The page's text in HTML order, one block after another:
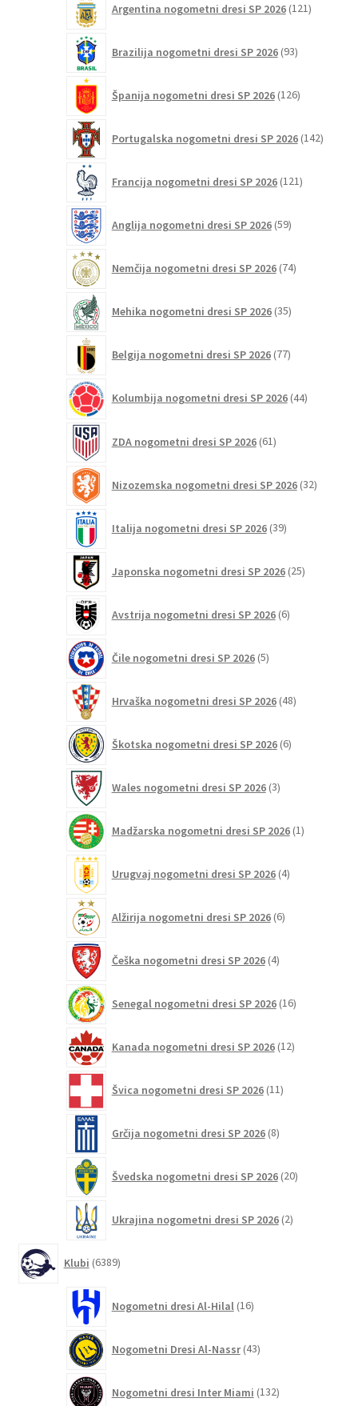
Argentina nogometni dresi SP 2026 121izdelkov
Brazilija nogometni dresi SP 2026 93izdelkov
Španija nogometni dresi SP 2026 126izdelkov
Portugalska nogometni dresi SP 2026 142
Francija nogometni dresi SP 2026 121izdelkov
Anglija nogometni dresi SP 2026 59izdelkov
Nemčija nogometni dresi SP 2026 74izdelkov
Mehika nogometni dresi SP 2026 35izdelkov
Belgija nogometni dresi SP 2026 77izdelkov
Kolumbija nogometni dresi SP 2026 44izdelkov
ZDA nogometni dresi SP 2026 61izdelkov
Nizozemska nogometni dresi SP 2026 32izdelkov
Italija nogometni dresi SP 2026 39izdelkov
Japonska nogometni dresi SP 2026 25izdelkov
Avstrija nogometni dresi SP 2026 6izdelkov
Čile nogometni dresi SP 2026 5izdelkov
Hrvaška nogometni dresi SP 2026 48izdelkov
Škotska nogometni dresi SP 2026 6izdelkov
Wales nogometni dresi SP 2026 3izdelki
Madžarska nogometni dresi SP 2026 1izdelek
Urugvaj nogometni dresi SP 2026 4izdelki
Alžirija nogometni dresi SP 2026 6izdelkov
Češka nogometni dresi SP 2026 4izdelki
Senegal nogometni dresi SP 2026 16izdelkov
Kanada nogometni dresi SP 2026 12izdelkov
Švica nogometni dresi SP 2026 11izdelkov
Grčija nogometni dresi SP 2026 8izdelkov
Švedska nogometni dresi SP 2026 20izdelkov
Ukrajina nogometni dresi SP 2026 2izdelka
Klubi 6389izdelkov
Nogometni dresi Al-Hilal 16izdelkov
Nogometni Dresi Al-Nassr 43izdelkov
Nogometni dresi Inter Miami 132izdelkov